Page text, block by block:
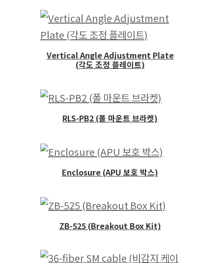
Vertical Angle Adjustment Plate
(각도 조정 플레이트)
RLS-PB2 (폴 마운트 브라켓)
Enclosure (APU 보호 박스)
ZB-525 (Breakout Box Kit)